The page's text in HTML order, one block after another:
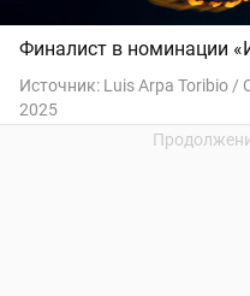
Финалист в номинации
Источник: Luis Arpa Toribio /
2025